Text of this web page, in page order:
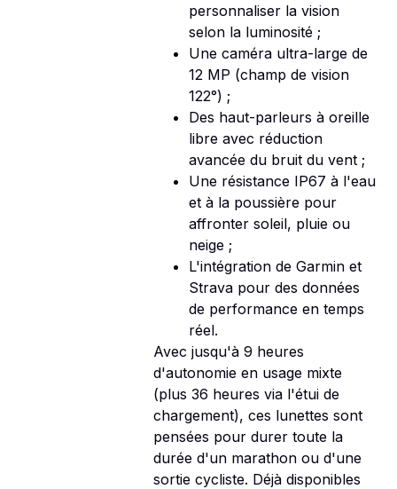
personnaliser la vision
selon la luminosité ;
Une caméra ultra-large de
12 MP (champ de vision
122°) ;
Des haut-parleurs à oreille
libre avec réduction
avancée du bruit du vent ;
Une résistance IP67 à l'eau
et à la poussière pour
affronter soleil, pluie ou
neige ;
L'intégration de Garmin et
Strava pour des données
de performance en temps
réel.
Avec jusqu'à 9 heures
d'autonomie en usage mixte
(plus 36 heures via l'étui de
chargement), ces lunettes sont
pensées pour durer toute la
durée d'un marathon ou d'une
sortie cycliste. Déjà disponibles